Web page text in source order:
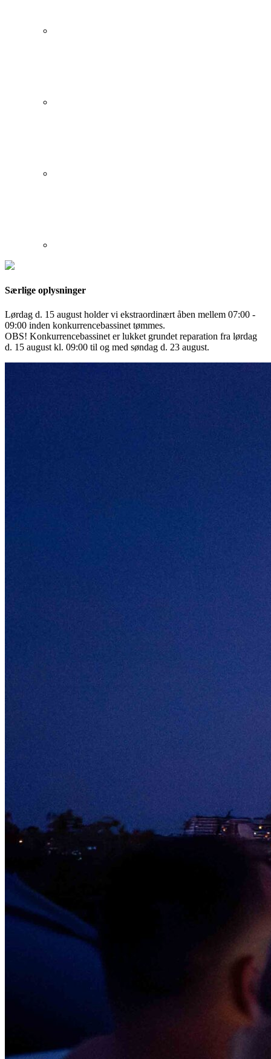
Særlige oplysninger
Lørdag d. 15 august holder vi ekstraordinært åben mellem 07:00 -
09:00 inden konkurrencebassinet tømmes.
OBS! Konkurrencebassinet er lukket grundet reparation fra lørdag
d. 15 august kl. 09:00 til og med søndag d. 23 august.